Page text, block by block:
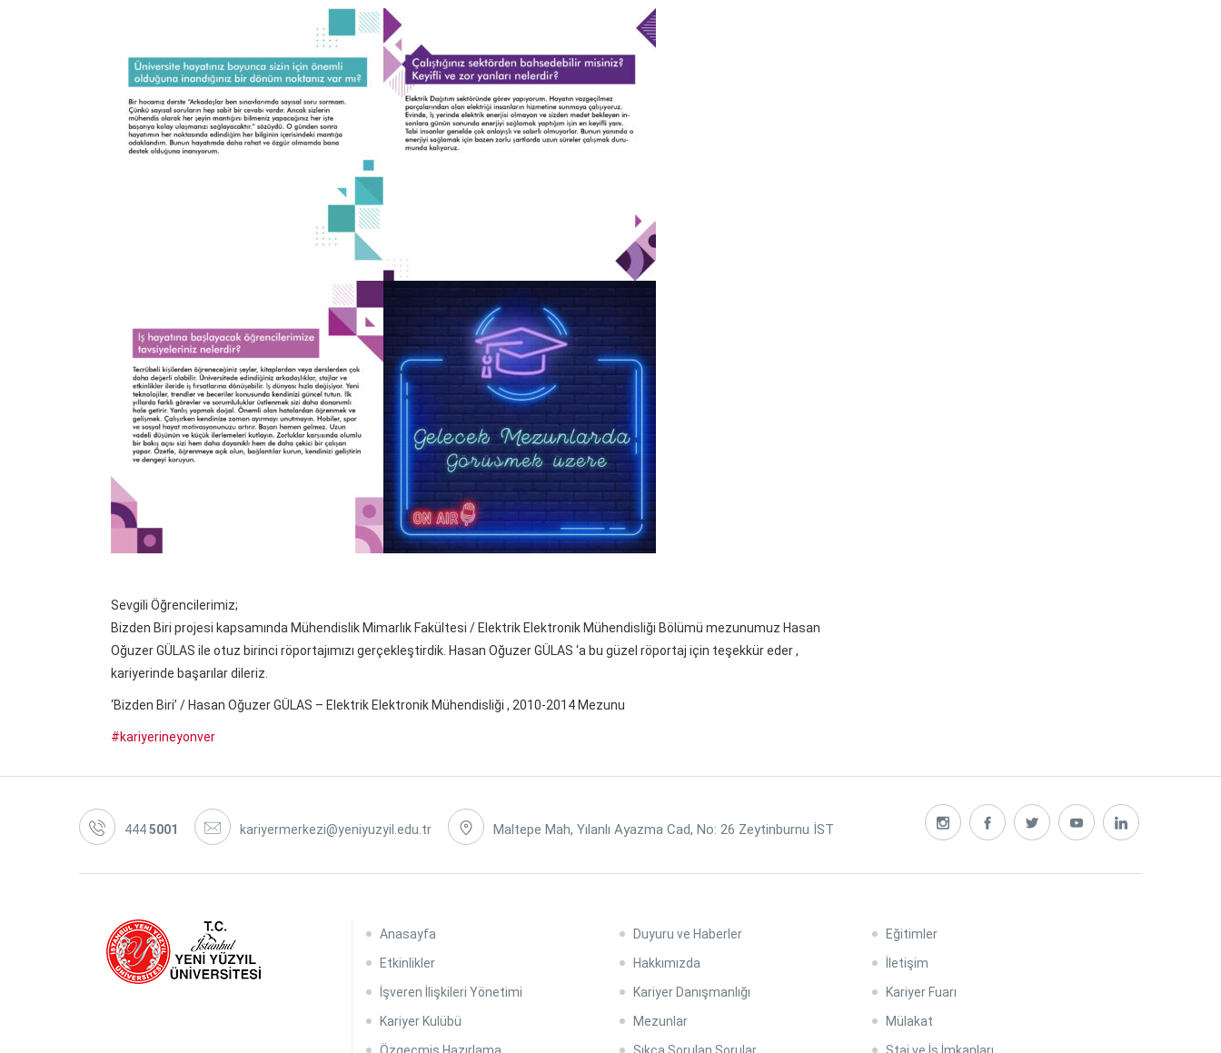
Sevgili Öğrencilerimiz;
Bizden Biri projesi kapsamında Mühendislik Mimarlık Fakültesi / Elektrik Elektronik Mühendisliği Bölümü mezunumuz Hasan
Oğuzer GÜLAS ile otuz birinci röportajımızı gerçekleştirdik. Hasan Oğuzer GÜLAS ‘a bu güzel röportaj için teşekkür eder ,
kariyerinde başarılar dileriz.
‘Bizden Biri’ / Hasan Oğuzer GÜLAS – Elektrik Elektronik Mühendisliği , 2010-2014 Mezunu
#kariyerineyonver
4445001 kariyermerkezi@yeniyuzyil.edu.tr Maltepe Mah, Yılanlı Ayazma Cad, No: 26 Zeytinburnu İST
Anasayfa Duyuru ve Haberler
Eğitimler
Etkinlikler
Hakkımızda
İletişim
İşveren İlişkileri Yönetimi
Kariyer Danışmanlığı
Kariyer Fuarı
Kariyer Kulübü
Mezunlar
Mülakat